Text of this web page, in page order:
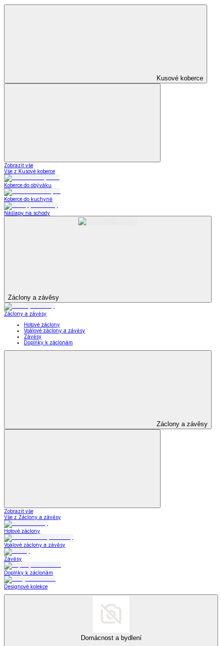
Kusové koberce
Zobrazit vše
Vše z Kusové koberce
Koberce do obýváku
Koberce do kuchyně
Nášlapy na schody
Záclony a závěsy
Záclony a závěsy
Hotové záclony
Voálové záclony a závěsy
Závěsy
Doplňky k záclonám
Záclony a závěsy
Zobrazit vše
Vše z Záclony a závěsy
Hotové záclony
Voálové záclony a závěsy
Závěsy
Doplňky k záclonám
Designové kolekce
Domácnost a bydlení